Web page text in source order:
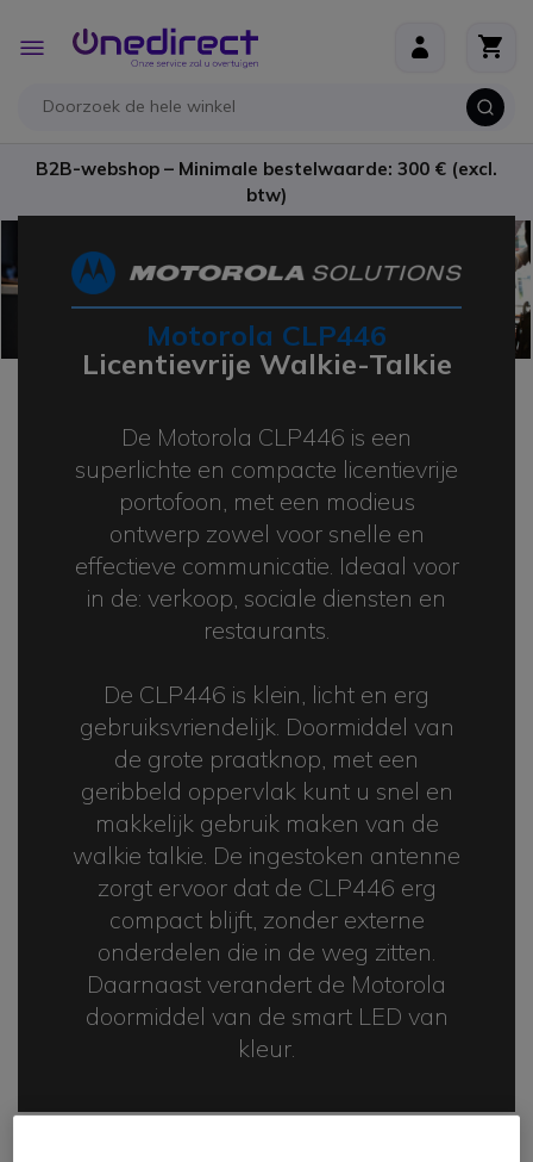
Toggle
Nav
B2B-webshop – Minimale bestelwaarde: 300 € (excl.
btw)
Motorola CLP446
Licentievrije Walkie-Talkie
De Motorola CLP446 is een
superlichte en compacte licentievrije
portofoon, met een modieus
ontwerp zowel voor snelle en
effectieve communicatie. Ideaal voor
in de: verkoop, sociale diensten en
restaurants.
De CLP446 is klein, licht en erg
gebruiksvriendelijk. Doormiddel van
de grote praatknop, met een
geribbeld oppervlak kunt u snel en
makkelijk gebruik maken van de
walkie talkie. De ingestoken antenne
zorgt ervoor dat de CLP446 erg
compact blijft, zonder externe
onderdelen die in de weg zitten.
Daarnaast verandert de Motorola
doormiddel van de smart LED van
kleur.